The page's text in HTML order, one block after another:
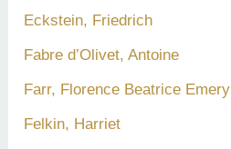
Eckstein, Friedrich
Fabre d’Olivet, Antoine
Farr, Florence Beatrice Emery
Felkin, Harriet